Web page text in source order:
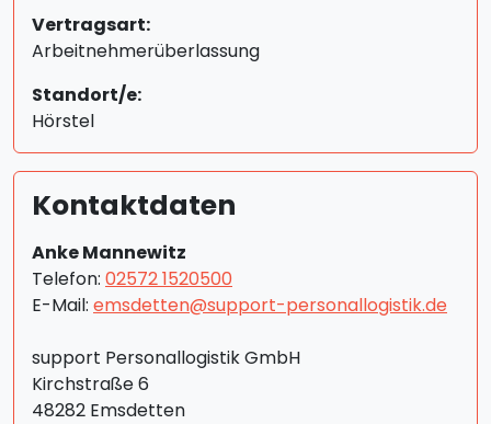
Vertragsart:
Arbeitnehmerüberlassung
Standort/e:
Hörstel
Kontaktdaten
Anke Mannewitz
Telefon: 02572 1520500
E-Mail: emsdetten@support-personallogistik.de
support Personallogistik GmbH
Kirchstraße 6
48282 Emsdetten